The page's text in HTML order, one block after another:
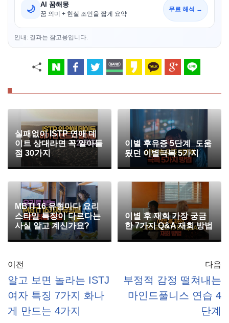
🌙 AI 꿈해몽
꿈 의미 + 현실 조언을 짧게 요약
무료 해석 →
안내: 결과는 참고용입니다.
실패없이 ISTP 연애 데
이트 상대라면 꼭 알아둘
점 30가지
이별 후유증 5단계_도움
됬던 이별극복 5가지
MBTI 16 유형마다 요리
스타일 특징이 다르다는
사실 알고 계신가요?
이별 후 재회 가장 궁금
한 7가지 Q&A 재회 방법
이전
알고 보면 놀라는 ISTJ
여자 특징 7가지 화나
게 만드는 4가지
다음
부정적 감정 떨쳐내는
마인드풀니스 연습 4
단계